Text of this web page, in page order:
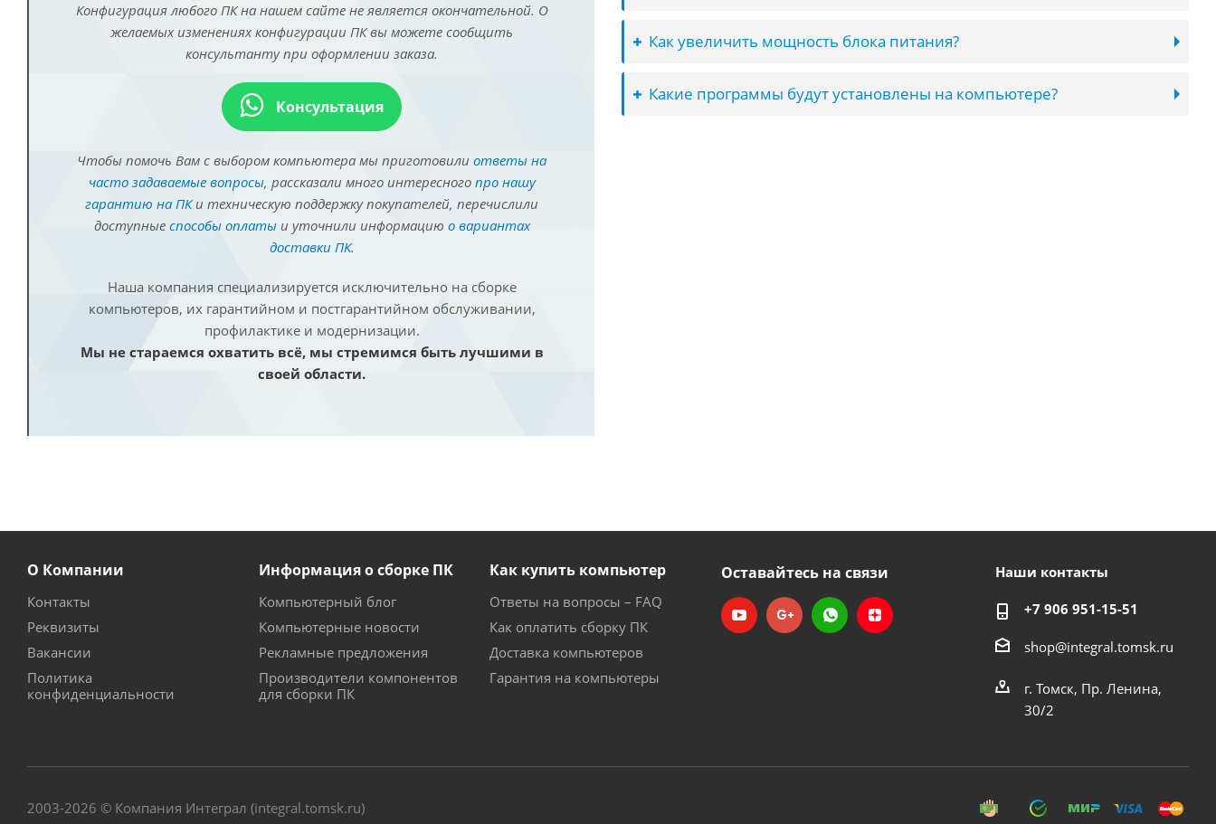
Конфигурация любого ПК на нашем сайте не является окончательной. О
желаемых изменениях конфигурации ПК вы можете сообщить
консультанту при оформлении заказа.
Консультация
Чтобы помочь Вам с выбором компьютера мы приготовили ответы на
часто задаваемые вопросы, рассказали много интересного про нашу
гарантию на ПКи техническую поддержку покупателей, перечислили
доступные способы оплатыи уточнили информацию о вариантах
доставки ПК.
Наша компания специализируется исключительно на сборке
компьютеров, их гарантийном и постгарантийном обслуживании,
профилактике и модернизации.
Мы не стараемся охватить всё, мы стремимся быть лучшими в
своей области.
Как увеличить мощность блока питания?
Какие программы будут установлены на компьютере?
О Компании
Контакты
Реквизиты
Вакансии
Политика
конфиденциальности
Информация о сборке ПК
Компьютерный блог
Компьютерные новости
Рекламные предложения
Производители компонентов
для сборки ПК
Как купить компьютер
Ответы на вопросы – FAQ
Как оплатить сборку ПК
Доставка компьютеров
Гарантия на компьютеры
Оставайтесь на связи Наши контакты
+7 906 951-15-51
shop@integral.tomsk.ru
г. Томск, Пр. Ленина,
30/2
2003-2026 © Компания Интеграл (integral.tomsk.ru)